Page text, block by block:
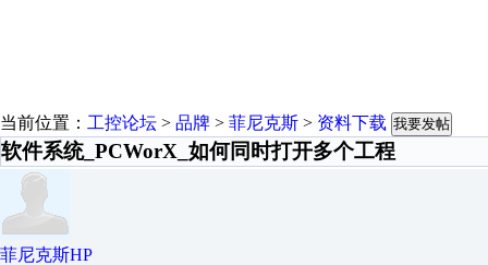
当前位置： 工控论坛 > 品牌 > 菲尼克斯 > 资料下载 我要发帖
软件系统_PCWorX_如何同时打开多个工程
菲尼克斯HP